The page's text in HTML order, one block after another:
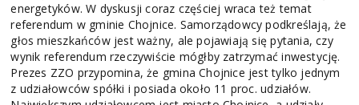
energetyków. W dyskusji coraz częściej wraca też temat
referendum w gminie Chojnice. Samorządowcy podkreślają, że
głos mieszkańców jest ważny, ale pojawiają się pytania, czy
wynik referendum rzeczywiście mógłby zatrzymać inwestycję.
Prezes ZZO przypomina, że gmina Chojnice jest tylko jednym
z udziałowców spółki i posiada około 11 proc. udziałów.